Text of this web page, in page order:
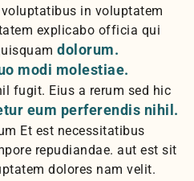
in voluptatem
explicabo officia qui
dolorum.
modi molestiae.
fugit. Eius a rerum sed hic
eum perferendis nihil.
Et est necessitatibus
repudiandae. aut est sit
dolores nam velit.